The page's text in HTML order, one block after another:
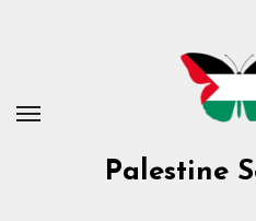
Palestine